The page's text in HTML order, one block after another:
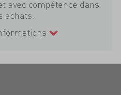
avec compétence dans
achats.